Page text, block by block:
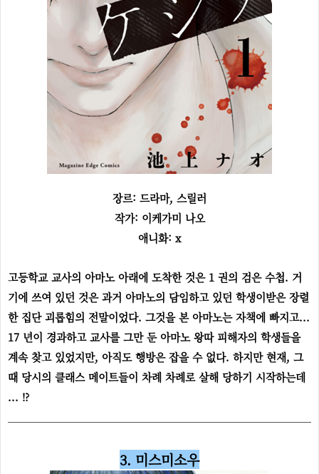
장르: 드라마, 스릴러
작가: 이케가미 나오
애니화: x
고등학교 교사의 아마노 아래에 도착한 것은 1 권의 검은 수첩. 거
기에 쓰여 있던 것은 과거 아마노의 담임하고 있던 학생이받은 장렬
한 집단 괴롭힘의 전말이었다. 그것을 본 아마노는 자책에 빠지고...
17 년이 경과하고 교사를 그만 둔 아마노 왕따 피해자의 학생들을
계속 찾고 있었지만, 아직도 행방은 잡을 수 없다. 하지만 현재, 그
때 당시의 클래스 메이트들이 차례 차례로 살해 당하기 시작하는데
... !?
3. 미스미소우